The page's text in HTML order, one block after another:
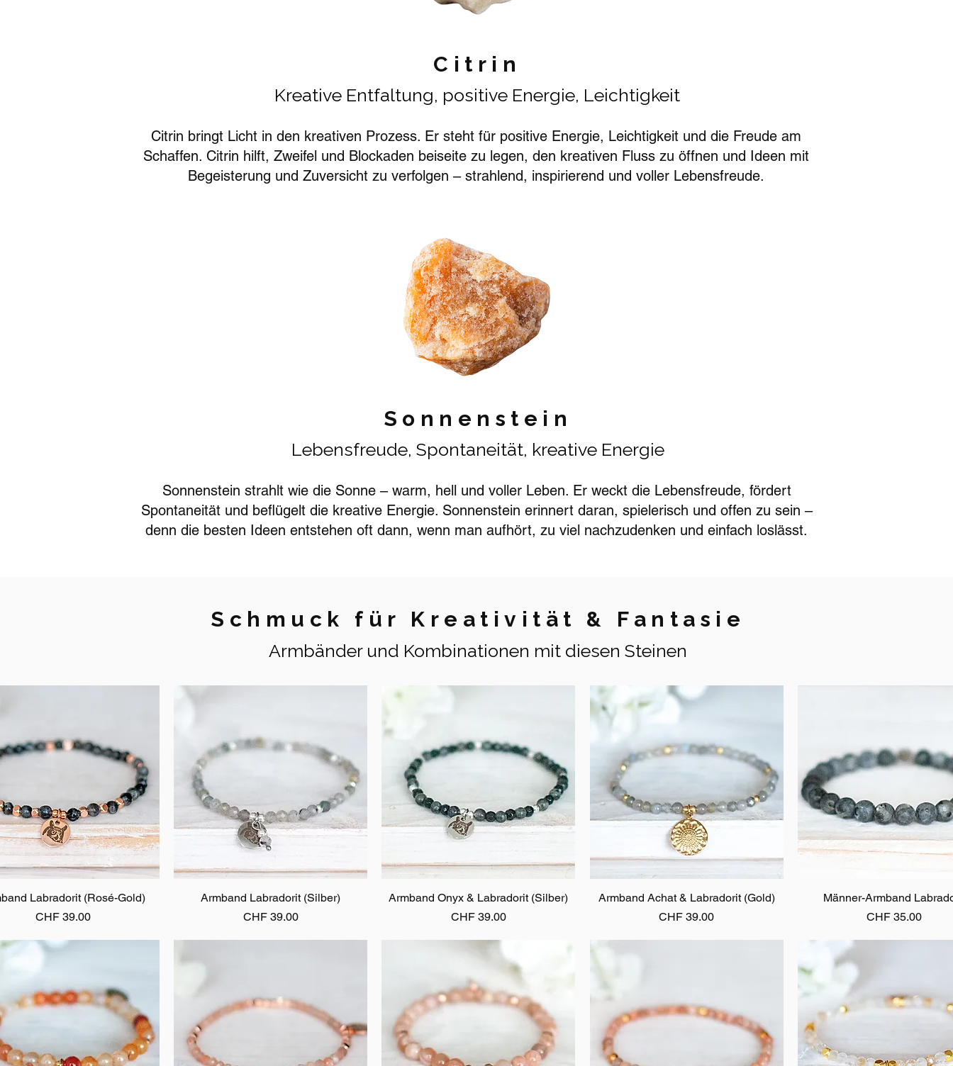
Citrin
Kreative Entfaltung, positive Energie, Leichtigkeit
Citrin bringt Licht in den kreativen Prozess. Er steht für positive Energie, Leichtigkeit und die Freude am
Schaffen. Citrin hilft, Zweifel und Blockaden beiseite zu legen, den kreativen Fluss zu öffnen und Ideen mit
Begeisterung und Zuversicht zu verfolgen – strahlend, inspirierend und voller Lebensfreude.
Sonnenstein
Lebensfreude, Spontaneität, kreative Energie
Sonnenstein strahlt wie die Sonne – warm, hell und voller Leben. Er weckt die Lebensfreude, fördert
Spontaneität und beflügelt die kreative Energie. Sonnenstein erinnert daran, spielerisch und offen zu sein –
denn die besten Ideen entstehen oft dann, wenn man aufhört, zu viel nachzudenken und einfach loslässt.
Schmuck für Kreativität & Fantasie
Armbänder und Kombinationen mit diesen Steinen
Schnellansicht
Labradorit (Rosé-Gold)
Preis
CHF 39.00
Schnellansicht
Armband Labradorit (Silber)
Preis
CHF 39.00
Schnellansicht
Armband Onyx & Labradorit (Silber)
Preis
CHF 39.00
Schnellansicht
Armband Achat & Labradorit (Gold)
Preis
CHF 39.00
Schnellansicht
Männer-Armband
Preis
CHF 35.00